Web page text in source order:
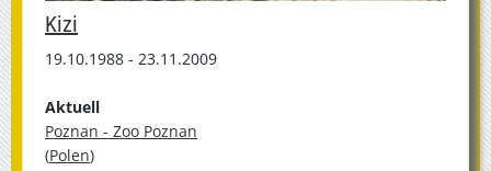
Kizi
19.10.1988 - 23.11.2009
Aktuell
Poznan - Zoo Poznan
(Polen)